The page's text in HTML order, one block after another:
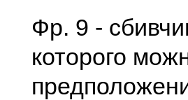
Фр. 9 -
которого